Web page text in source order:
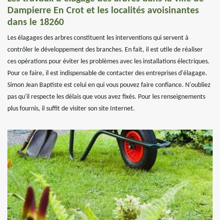
Dampierre En Crot et les localités avoisinantes
dans le 18260
Les élagages des arbres constituent les interventions qui servent à
contrôler le développement des branches. En fait, il est utile de réaliser
ces opérations pour éviter les problèmes avec les installations électriques.
Pour ce faire, il est indispensable de contacter des entreprises d'élagage.
Simon Jean Baptiste est celui en qui vous pouvez faire confiance. N'oubliez
pas qu'il respecte les délais que vous avez fixés. Pour les renseignements
plus fournis, il suffit de visiter son site Internet.